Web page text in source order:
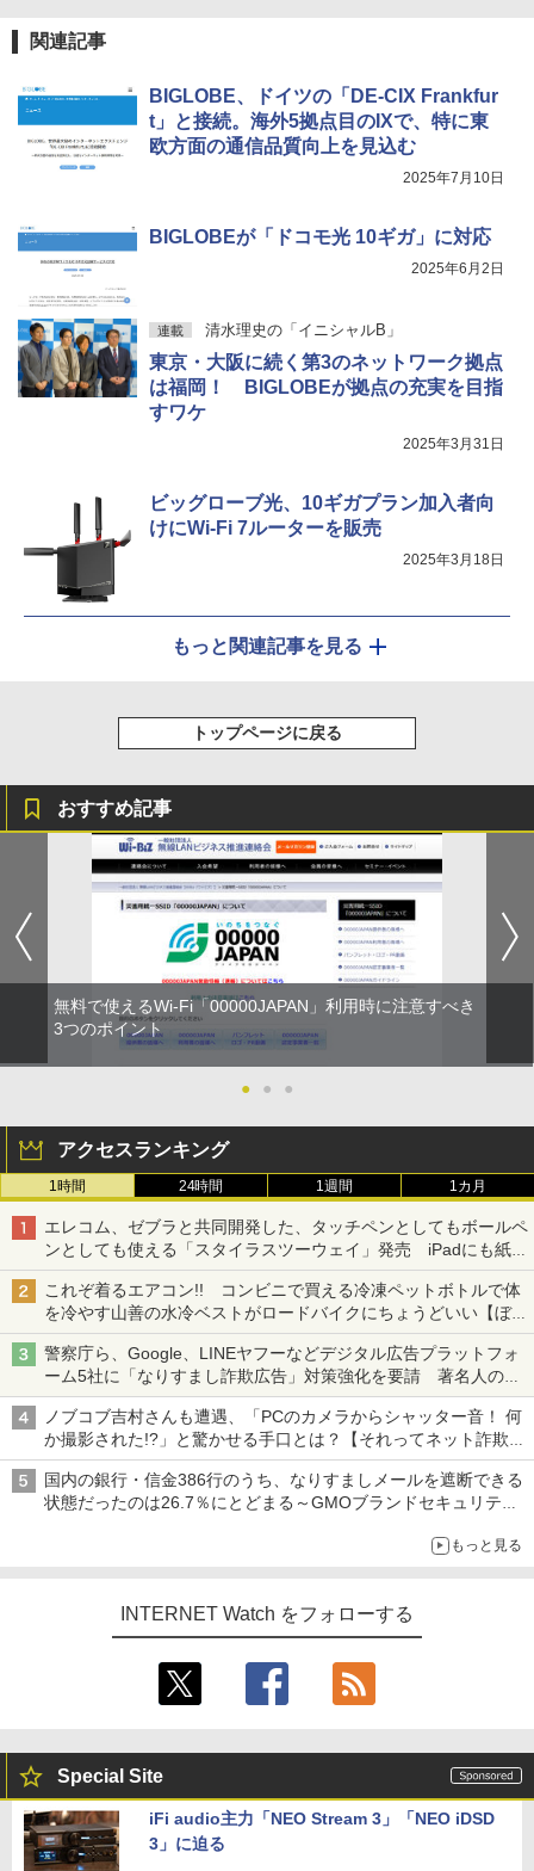
関連記事
BIGLOBE、ドイツの「DE-CIX Frankfur
t」と接続。海外5拠点目のIXで、特に東
欧方面の通信品質向上を見込む
2025年7月10日
BIGLOBEが「ドコモ光 10ギガ」に対応
2025年6月2日
連載 清水理史の「イニシャルB」
東京・大阪に続く第3のネットワーク拠点
は福岡！ BIGLOBEが拠点の充実を目指
すワケ
2025年3月31日
ビッグローブ光、10ギガプラン加入者向
けにWi-Fi 7ルーターを販売
2025年3月18日
もっと関連記事を見る
トップページに戻る
おすすめ記事
無料で使えるWi-Fi「00000JAPAN」利用時に注意すべき
3つのポイント
● ● ●
アクセスランキング
1時間 24時間 1週間 1カ月
エレコム、ゼブラと共同開発した、タッチペンとしてもボールペ
ンとしても使える「スタイラスツーウェイ」発売 iPadにも紙に
も、持ち替えずに書き込める
これぞ着るエアコン!! コンビニで買える冷凍ペットボトルで体
を冷やす山善の水冷ベストがロードバイクにちょうどいい【ぼっ
ち・ざ・ろーど！その14】【空いた時間でなにしてる？】
警察庁ら、Google、LINEヤフーなどデジタル広告プラットフォ
ーム5社に「なりすまし詐欺広告」対策強化を要請 著名人の写
真や映像を使った投資詐欺などへの対策として
ノブコブ吉村さんも遭遇、「PCのカメラからシャッター音！ 何
か撮影された!?」と驚かせる手口とは？【それってネット詐欺で
すよ！】
国内の銀行・信金386行のうち、なりすましメールを遮断できる
状態だったのは26.7％にとどまる～GMOブランドセキュリティ
もっと見る
INTERNET Watch をフォローする
Special Site
iFi audio主力「NEO Stream 3」「NEO iDSD
3」に迫る